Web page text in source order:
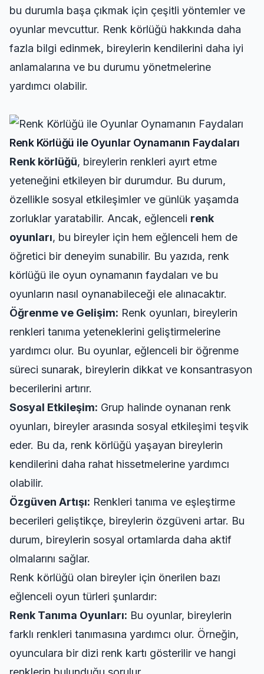
bu durumla başa çıkmak için çeşitli yöntemler ve
oyunlar mevcuttur. Renk körlüğü hakkında daha
fazla bilgi edinmek, bireylerin kendilerini daha iyi
anlamalarına ve bu durumu yönetmelerine
yardımcı olabilir.
Renk Körlüğü ile Oyunlar Oynamanın Faydaları
Renk körlüğü, bireylerin renkleri ayırt etme
yeteneğini etkileyen bir durumdur. Bu durum,
özellikle sosyal etkileşimler ve günlük yaşamda
zorluklar yaratabilir. Ancak, eğlenceli renk
oyunları, bu bireyler için hem eğlenceli hem de
öğretici bir deneyim sunabilir. Bu yazıda, renk
körlüğü ile oyun oynamanın faydaları ve bu
oyunların nasıl oynanabileceği ele alınacaktır.
Öğrenme ve Gelişim: Renk oyunları, bireylerin
renkleri tanıma yeteneklerini geliştirmelerine
yardımcı olur. Bu oyunlar, eğlenceli bir öğrenme
süreci sunarak, bireylerin dikkat ve konsantrasyon
becerilerini artırır.
Sosyal Etkileşim: Grup halinde oynanan renk
oyunları, bireyler arasında sosyal etkileşimi teşvik
eder. Bu da, renk körlüğü yaşayan bireylerin
kendilerini daha rahat hissetmelerine yardımcı
olabilir.
Özgüven Artışı: Renkleri tanıma ve eşleştirme
becerileri geliştikçe, bireylerin özgüveni artar. Bu
durum, bireylerin sosyal ortamlarda daha aktif
olmalarını sağlar.
Renk körlüğü olan bireyler için önerilen bazı
eğlenceli oyun türleri şunlardır:
Renk Tanıma Oyunları: Bu oyunlar, bireylerin
farklı renkleri tanımasına yardımcı olur. Örneğin,
oyunculara bir dizi renk kartı gösterilir ve hangi